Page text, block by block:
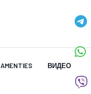
ВИДЕО